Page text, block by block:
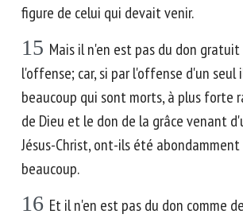
figure de celui qui devait venir.
15 Mais il n'en est pas du don gratuit
l'offense; car, si par l'offense d'un seul
beaucoup qui sont morts, à plus forte
de Dieu et le don de la grâce venant
Jésus-Christ, ont-ils été
beaucoup.
16 Et il n'en est pas du don comme